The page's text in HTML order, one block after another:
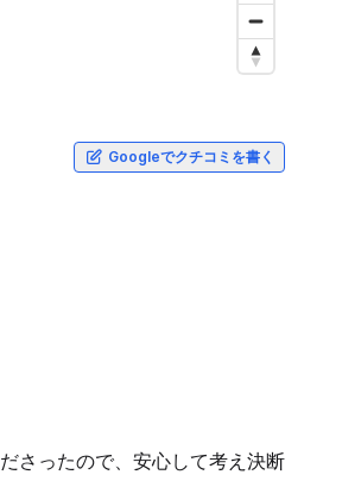
Googleでクチコミを書く
さったので、安心して考え決断